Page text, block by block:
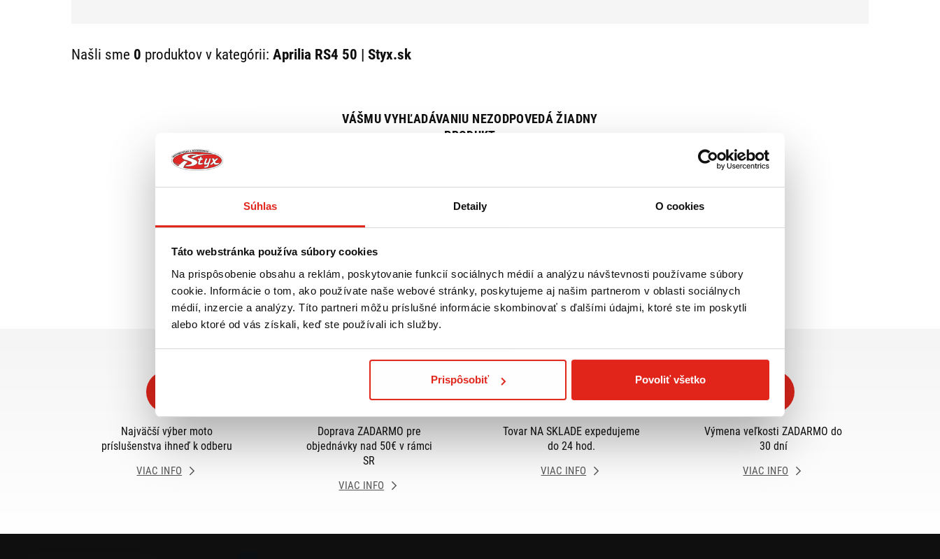
Súhlas Detaily O cookies
Táto webstránka používa súbory cookies
Na prispôsobenie obsahu a reklám, poskytovanie funkcií sociálnych médií a analýzu návštevnosti používame súbory
cookie. Informácie o tom, ako používate naše webové stránky, poskytujeme aj našim partnerom v oblasti sociálnych
médií, inzercie a analýzy. Títo partneri môžu príslušné informácie skombinovať s ďalšími údajmi, ktoré ste im poskytli
alebo ktoré od vás získali, keď ste používali ich služby.
Prispôsobiť Povoliť všetko
Našli sme 0 produktov v kategórii: Aprilia RS4 50 | Styx.sk
VÁŠMU VYHĽADÁVANIU NEZODPOVEDÁ ŽIADNY
PRODUKT
Najväčší výber moto
príslušenstva ihneď k odberu
VIAC INFO
Doprava ZADARMO pre
objednávky nad 50€ v rámci
SR
VIAC INFO
Tovar NA SKLADE expedujeme
do 24 hod.
VIAC INFO
Výmena veľkosti ZADARMO do
30 dní
VIAC INFO